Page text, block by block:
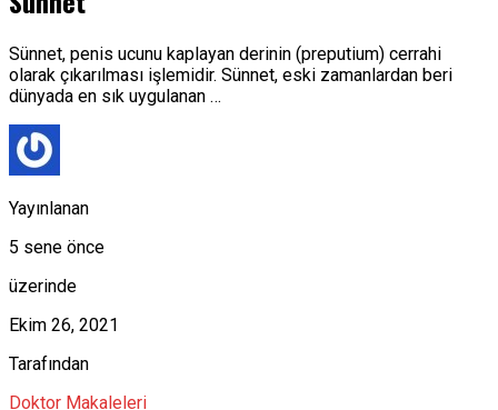
Sünnet, penis ucunu kaplayan derinin (preputium) cerrahi
olarak çıkarılması işlemidir. Sünnet, eski zamanlardan beri
dünyada en sık uygulanan …
Yayınlanan
5 sene önce
üzerinde
Ekim 26, 2021
Tarafından
Doktor Makaleleri